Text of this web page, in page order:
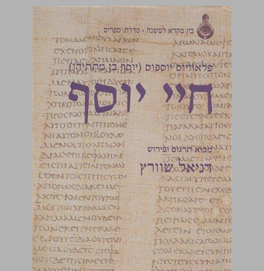
פלאוויוס יוספוס (יוסף בן מתתיהו) חיי יוסף ... 0